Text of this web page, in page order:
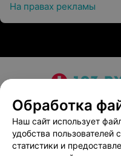
На правах рекламы
О проекте Новости
Медицинский
Пользовательское
Обработка
Наш сайт использует
удобства пользователей
статистики и